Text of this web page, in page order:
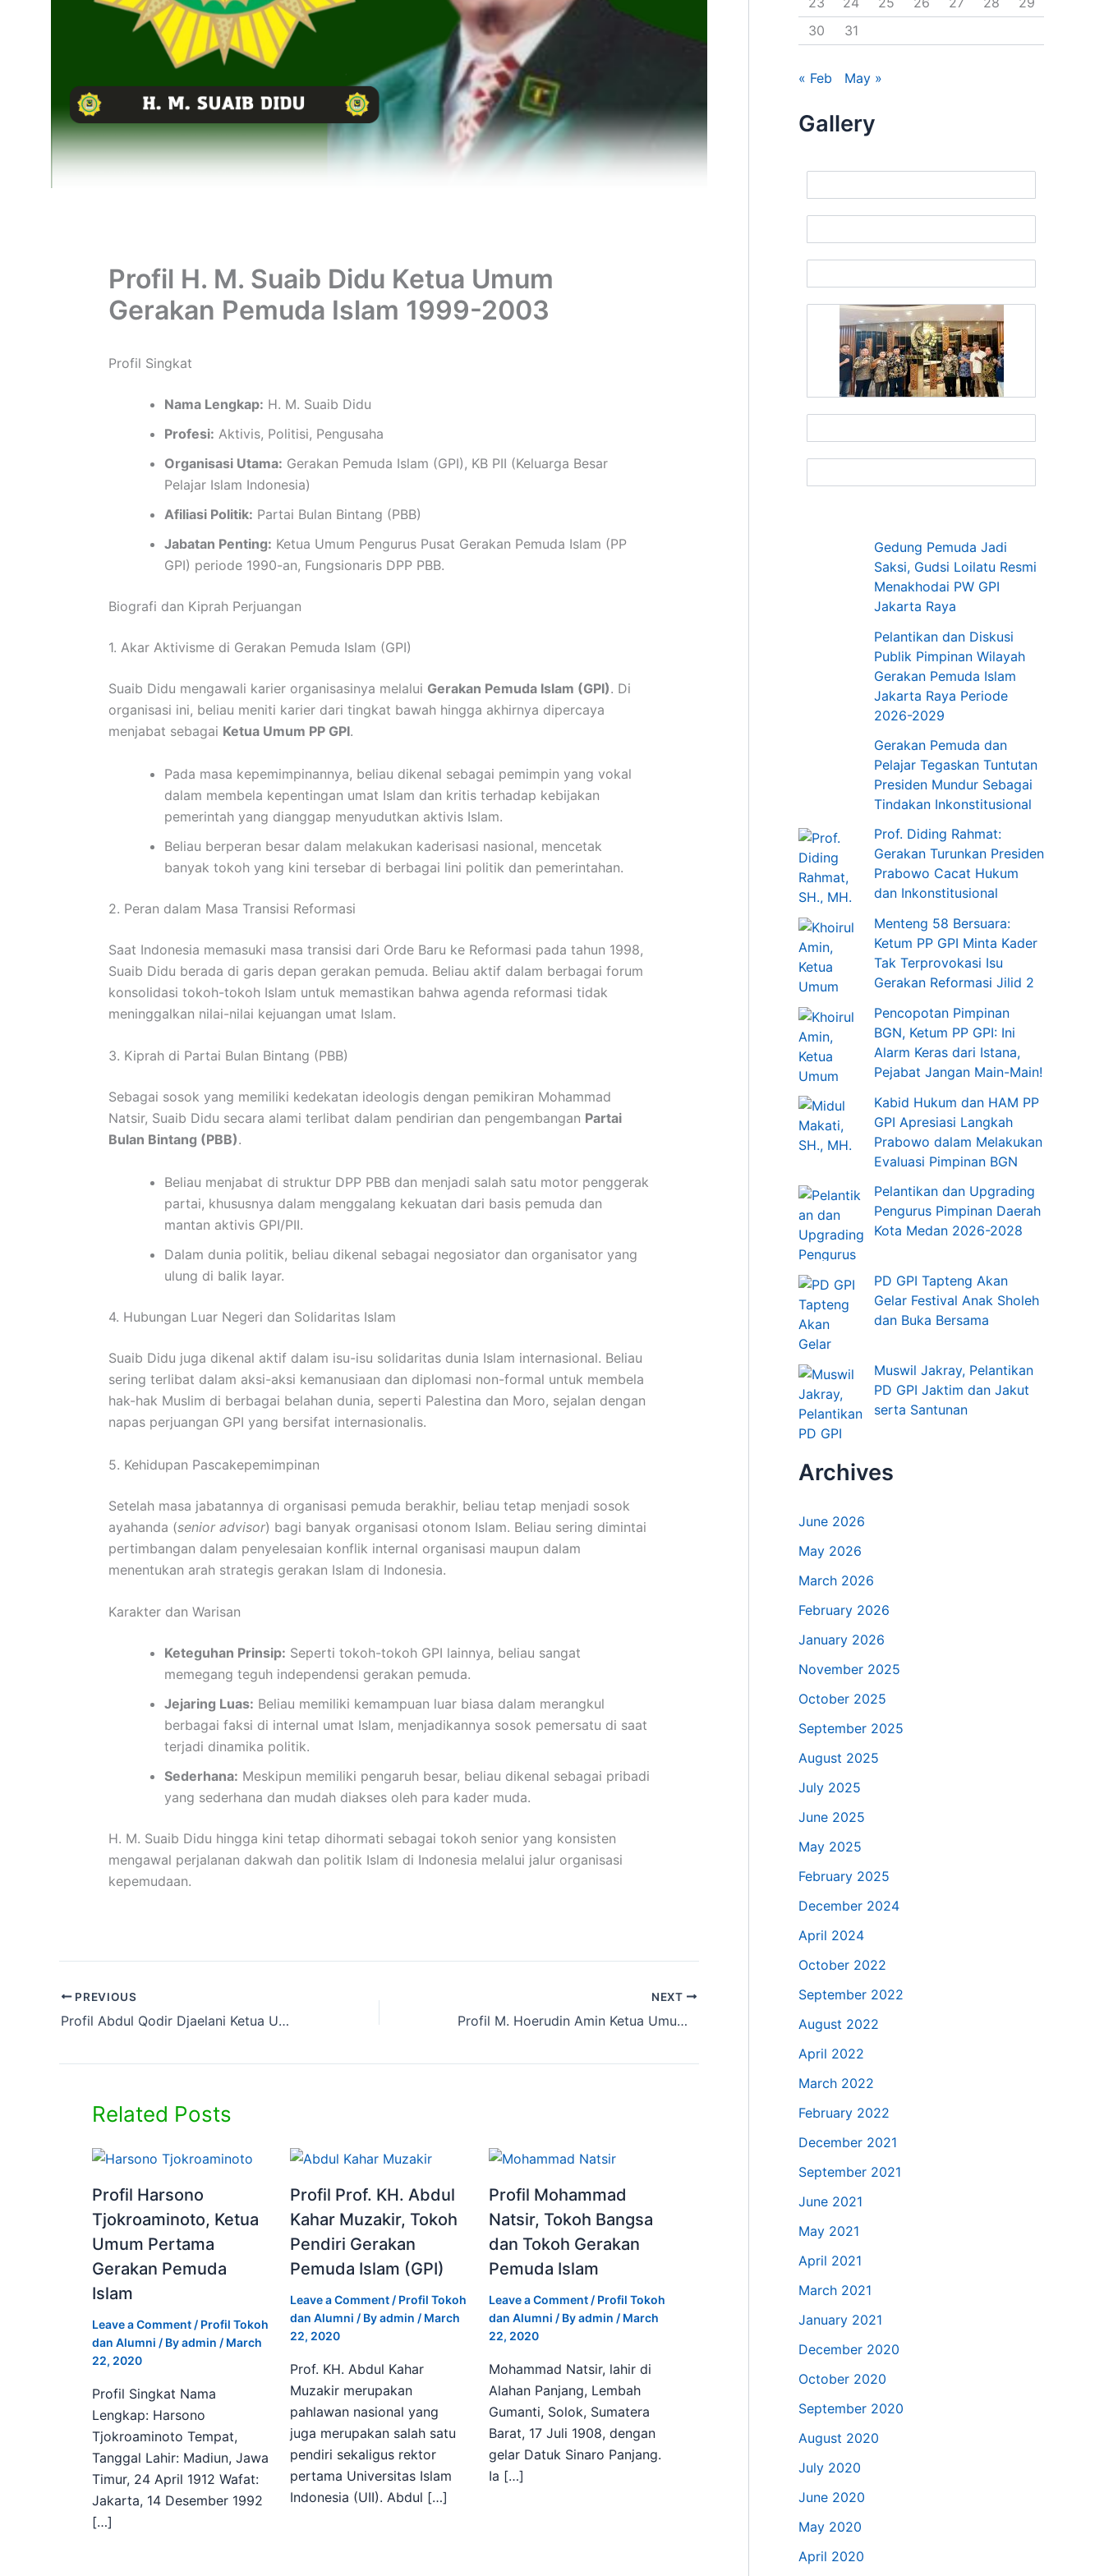
Profil H. M. Suaib Didu Ketua Umum
Gerakan Pemuda Islam 1999-2003
Profil Singkat
Nama Lengkap: H. M. Suaib Didu
Profesi: Aktivis, Politisi, Pengusaha
Organisasi Utama: Gerakan Pemuda Islam (GPI), KB PII (Keluarga Besar
Pelajar Islam Indonesia)
Afiliasi Politik: Partai Bulan Bintang (PBB)
Jabatan Penting: Ketua Umum Pengurus Pusat Gerakan Pemuda Islam (PP
GPI) periode 1990-an, Fungsionaris DPP PBB.
Biografi dan Kiprah Perjuangan
1. Akar Aktivisme di Gerakan Pemuda Islam (GPI)
Suaib Didu mengawali karier organisasinya melalui Gerakan Pemuda Islam (GPI). Di
organisasi ini, beliau meniti karier dari tingkat bawah hingga akhirnya dipercaya
menjabat sebagai Ketua Umum PP GPI.
Pada masa kepemimpinannya, beliau dikenal sebagai pemimpin yang vokal
dalam membela kepentingan umat Islam dan kritis terhadap kebijakan
pemerintah yang dianggap menyudutkan aktivis Islam.
Beliau berperan besar dalam melakukan kaderisasi nasional, mencetak
banyak tokoh yang kini tersebar di berbagai lini politik dan pemerintahan.
2. Peran dalam Masa Transisi Reformasi
Saat Indonesia memasuki masa transisi dari Orde Baru ke Reformasi pada tahun 1998,
Suaib Didu berada di garis depan gerakan pemuda. Beliau aktif dalam berbagai forum
konsolidasi tokoh-tokoh Islam untuk memastikan bahwa agenda reformasi tidak
meninggalkan nilai-nilai kejuangan umat Islam.
3. Kiprah di Partai Bulan Bintang (PBB)
Sebagai sosok yang memiliki kedekatan ideologis dengan pemikiran Mohammad
Natsir, Suaib Didu secara alami terlibat dalam pendirian dan pengembangan Partai
Bulan Bintang (PBB).
Beliau menjabat di struktur DPP PBB dan menjadi salah satu motor penggerak
partai, khususnya dalam menggalang kekuatan dari basis pemuda dan
mantan aktivis GPI/PII.
Dalam dunia politik, beliau dikenal sebagai negosiator dan organisator yang
ulung di balik layar.
4. Hubungan Luar Negeri dan Solidaritas Islam
Suaib Didu juga dikenal aktif dalam isu-isu solidaritas dunia Islam internasional. Beliau
sering terlibat dalam aksi-aksi kemanusiaan dan diplomasi non-formal untuk membela
hak-hak Muslim di berbagai belahan dunia, seperti Palestina dan Moro, sejalan dengan
napas perjuangan GPI yang bersifat internasionalis.
5. Kehidupan Pascakepemimpinan
Setelah masa jabatannya di organisasi pemuda berakhir, beliau tetap menjadi sosok
ayahanda (senior advisor) bagi banyak organisasi otonom Islam. Beliau sering dimintai
pertimbangan dalam penyelesaian konflik internal organisasi maupun dalam
menentukan arah strategis gerakan Islam di Indonesia.
Karakter dan Warisan
Keteguhan Prinsip: Seperti tokoh-tokoh GPI lainnya, beliau sangat
memegang teguh independensi gerakan pemuda.
Jejaring Luas: Beliau memiliki kemampuan luar biasa dalam merangkul
berbagai faksi di internal umat Islam, menjadikannya sosok pemersatu di saat
terjadi dinamika politik.
Sederhana: Meskipun memiliki pengaruh besar, beliau dikenal sebagai pribadi
yang sederhana dan mudah diakses oleh para kader muda.
H. M. Suaib Didu hingga kini tetap dihormati sebagai tokoh senior yang konsisten
mengawal perjalanan dakwah dan politik Islam di Indonesia melalui jalur organisasi
kepemudaan.
PREVIOUS
Profil Abdul Qodir Djaelani Ketua Umum Gerakan Pemuda Islam 1976-1996
NEXT
Profil M. Hoerudin Amin Ketua Umum Gerakan Pemuda Islam 2003-2007
Related Posts
Profil Harsono
Tjokroaminoto, Ketua
Umum Pertama
Gerakan Pemuda
Islam
Leave a Comment / Profil Tokoh
dan Alumni / Byadmin / March
22, 2020
Profil Singkat Nama
Lengkap: Harsono
Tjokroaminoto Tempat,
Tanggal Lahir: Madiun, Jawa
Timur, 24 April 1912 Wafat:
Jakarta, 14 Desember 1992
[…]
Profil Prof. KH. Abdul
Kahar Muzakir, Tokoh
Pendiri Gerakan
Pemuda Islam (GPI)
Leave a Comment / Profil Tokoh
dan Alumni / Byadmin / March
22, 2020
Prof. KH. Abdul Kahar
Muzakir merupakan
pahlawan nasional yang
juga merupakan salah satu
pendiri sekaligus rektor
pertama Universitas Islam
Indonesia (UII). Abdul […]
Profil Mohammad
Natsir, Tokoh Bangsa
dan Tokoh Gerakan
Pemuda Islam
Leave a Comment / Profil Tokoh
dan Alumni / Byadmin / March
22, 2020
Mohammad Natsir, lahir di
Alahan Panjang, Lembah
Gumanti, Solok, Sumatera
Barat, 17 Juli 1908, dengan
gelar Datuk Sinaro Panjang.
Ia […]
30
31
« Feb May »
Gallery
Gedung Pemuda Jadi
Saksi, Gudsi Loilatu Resmi
Menakhodai PW GPI
Jakarta Raya
Pelantikan dan Diskusi
Publik Pimpinan Wilayah
Gerakan Pemuda Islam
Jakarta Raya Periode
2026-2029
Gerakan Pemuda dan
Pelajar Tegaskan Tuntutan
Presiden Mundur Sebagai
Tindakan Inkonstitusional
Prof. Diding Rahmat:
Gerakan Turunkan Presiden
Prabowo Cacat Hukum
dan Inkonstitusional
Menteng 58 Bersuara:
Ketum PP GPI Minta Kader
Tak Terprovokasi Isu
Gerakan Reformasi Jilid 2
Pencopotan Pimpinan
BGN, Ketum PP GPI: Ini
Alarm Keras dari Istana,
Pejabat Jangan Main-Main!
Kabid Hukum dan HAM PP
GPI Apresiasi Langkah
Prabowo dalam Melakukan
Evaluasi Pimpinan BGN
Pelantikan dan Upgrading
Pengurus Pimpinan Daerah
Kota Medan 2026-2028
PD GPI Tapteng Akan
Gelar Festival Anak Sholeh
dan Buka Bersama
Muswil Jakray, Pelantikan
PD GPI Jaktim dan Jakut
serta Santunan
Archives
June 2026
May 2026
March 2026
February 2026
January 2026
November 2025
October 2025
September 2025
August 2025
July 2025
June 2025
May 2025
February 2025
December 2024
April 2024
October 2022
September 2022
August 2022
April 2022
March 2022
February 2022
December 2021
September 2021
June 2021
May 2021
April 2021
March 2021
January 2021
December 2020
October 2020
September 2020
August 2020
July 2020
June 2020
May 2020
April 2020